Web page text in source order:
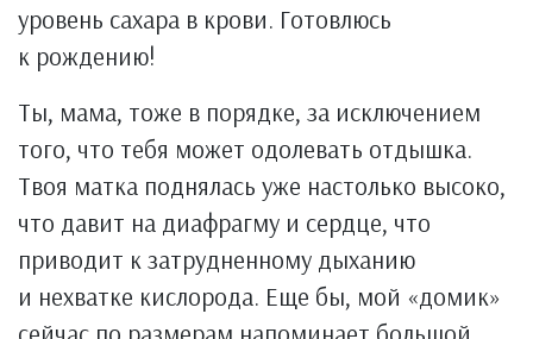
уровень сахара в крови. Готовлюсь
к рождению!
Ты, мама, тоже в порядке, за исключением
того, что тебя может одолевать отдышка.
Твоя матка поднялась уже настолько высоко,
что давит на диафрагму и сердце, что
приводит к затрудненному дыханию
и нехватке кислорода. Еще бы, мой «домик»